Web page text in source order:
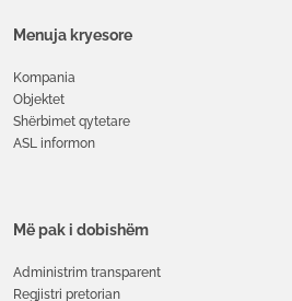
Menuja kryesore
Kompania
Objektet
Shërbimet qytetare
ASL informon
Më pak i dobishëm
Administrim transparent
Regjistri pretorian